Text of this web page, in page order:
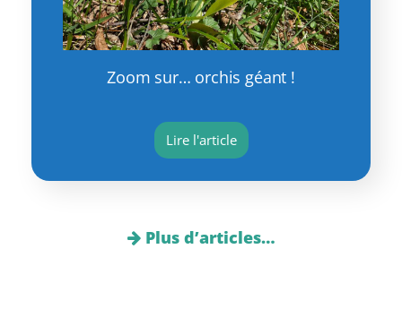
Zoom sur… orchis géant !
Lire l'article
Plus d’articles…